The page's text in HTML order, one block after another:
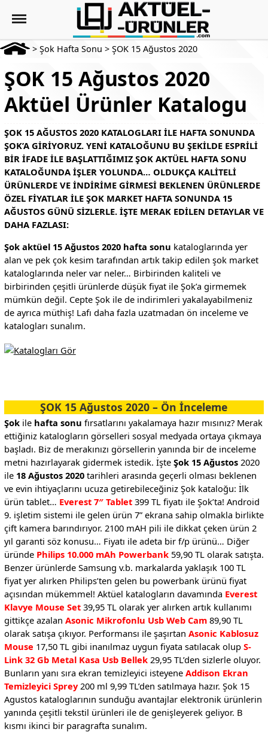
> Şok Hafta Sonu > ŞOK 15 Ağustos 2020
ŞOK 15 Ağustos 2020
Aktüel Ürünler Katalogu
ŞOK 15 AĞUSTOS 2020 KATALOGLARI ILE HAFTA SONUNDA
ŞOK’A GIRIYORUZ. YENI KATALOĞUNU BU ŞEKILDE ESPRILI
BIR IFADE ILE BAŞLATTIĞIMIZ ŞOK AKTÜEL HAFTA SONU
KATALOĞUNDA IŞLER YOLUNDA… OLDUKÇA KALITELI
ÜRÜNLERDE VE INDIRIME GIRMESI BEKLENEN ÜRÜNLERDE
ÖZEL FIYATLAR ILE ŞOK MARKET HAFTA SONUNDA 15
AĞUSTOS GÜNÜ SIZLERLE. İŞTE MERAK EDILEN DETAYLAR VE
DAHA FAZLASI:
Şok aktüel 15 Ağustos 2020 hafta sonu kataloglarında yer
alan ve pek çok kesim tarafından artık takip edilen şok market
kataloglarında neler var neler… Birbirinden kaliteli ve
birbirinden çeşitli ürünlerde düşük fiyat ile Şok’a girmemek
mümkün değil. Cepte Şok ile de indirimleri yakalayabilmeniz
de ayrıca müthiş! Lafı daha fazla uzatmadan ön inceleme ve
katalogları sunalım.
ŞOK 15 Ağustos 2020 – Ön İnceleme
Şokilehafta sonu fırsatlarını yakalamaya hazır mısınız? Merak
ettiğiniz katalogların görselleri sosyal medyada ortaya çıkmaya
başladı. Biz de merakınızı görsellerin yanında bir de inceleme
metni hazırlayarak gidermek istedik. İşte Şok 15 Ağustos2020
ile 18 Ağustos 2020tarihleri arasında geçerli olması beklenen
ve evin ihtiyaçlarını ucuza getirebileceğiniz Şok kataloğu: İlk
ürün tablet… Everest 7″ Tablet399 TL fiyatı ile Şok’ta! Android
9. işletim sistemi ile gelen ürün 7” ekrana sahip olmakla birlikte
çift kamera barındırıyor. 2100 mAH pili ile dikkat çeken ürün 2
yıl garanti söz konusu… Fiyatı ile adeta bir f/p ürünü… Diğer
üründe Philips 10.000 mAh Powerbank 59,90 TL olarak satışta.
Benzer ürünlerde Samsung v.b. markalarda yaklaşık 100 TL
fiyat yer alırken Philips’ten gelen bu powerbank ürünü fiyat
açısından mükemmel! Aktüel katalogların davamında Everest
Klavye Mouse Set39,95 TL olarak yer alırken artık kullanımı
gittikçe azalan Asonic Mikrofonlu Usb Web Cam89,90 TL
olarak satışa çıkıyor. Performansı ile şaşırtan Asonic Kablosuz
Mouse 17,50 TL gibi inanılmaz uygun fiyata satılacak olup S-
Link 32 Gb Metal Kasa Usb Bellek29,95 TL’den sizlerle oluyor.
Bunların yanı sıra ekran temizleyici isteyene Addison Ekran
Temizleyici Sprey200 ml 9,99 TL’den satılmaya hazır. Şok 15
Agustos kataloglarının sunduğu avantajlar elektronik ürünlerin
yanında çeşitli tekstil ürünleri ile de genişleyerek geliyor. B
kısmı ikinci bir paragrafta sunalım.